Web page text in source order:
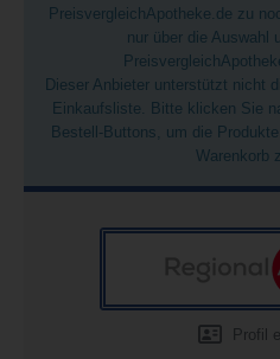
PreisvergleichApotheke.de zu
nur über die Auswahl
Dieser Anbieter unterstützt nicht
Einkaufsliste. Bitte klicken Sie
Bestell-Buttons, um die
Warenkorb
Profil